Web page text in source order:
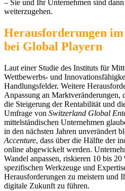
– Sie und Ihr Unternehmen sind
weiterzugehen.
Herausforderungen
bei Global Playern
Laut einer Studie des Instituts für
Wettbewerbs- und
Handlungsfelder. Weitere
Anpassung an Marktveränderungen,
die Steigerung der Rentabilität und
Umfrage von Switzerland Global
mittelständischen Unternehmen
in den nächsten Jahren unverändert
Accenture, dass über die Hälfte der
online abgewickelt werden.
Wandel anpassen, riskieren 10 bis
spezifischen Werkzeuge und
Herausforderungen zu meistern und
digitale Zukunft zu führen.